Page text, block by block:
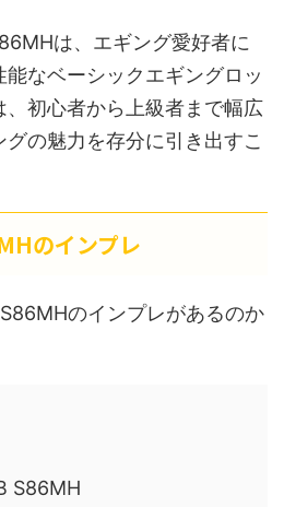
は、エギング愛好者に
なベーシックエギングロッ
、初心者から上級者まで幅広
の魅力を存分に引き出すこ
のインプレ
のインプレがあるのか
S86MH